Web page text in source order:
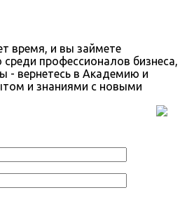
время, и вы займете
профессионалов бизнеса,
- вернетесь в Академию и
и знаниями с новыми